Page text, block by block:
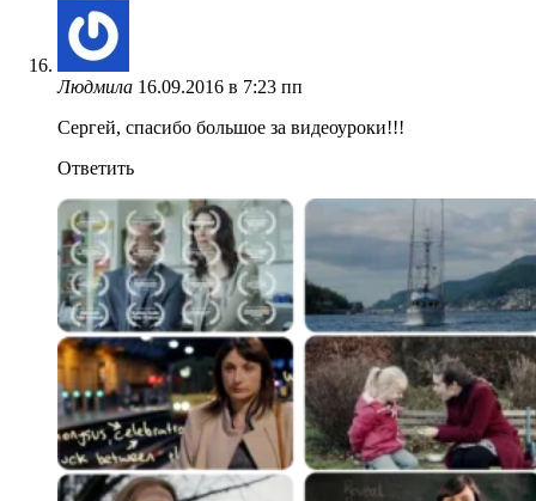
Людмила 16.09.2016 в 7:23 пп
Сергей, спасибо большое за видеоуроки!!!
Ответить